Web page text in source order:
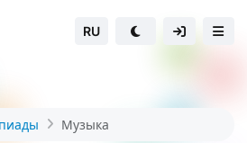
RU
Музыка